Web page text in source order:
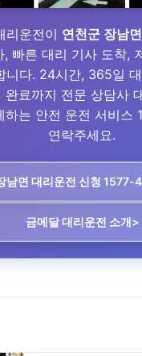
리운전이 연천군 장남
, 빠른 대리 기사 도착,
니다. 24시간, 365일
완료까지 전문 상담사
하는 안전 운전 서비스
연락주세요.
남면 대리운전 신청 1577-
금메달 대리운전 소개>